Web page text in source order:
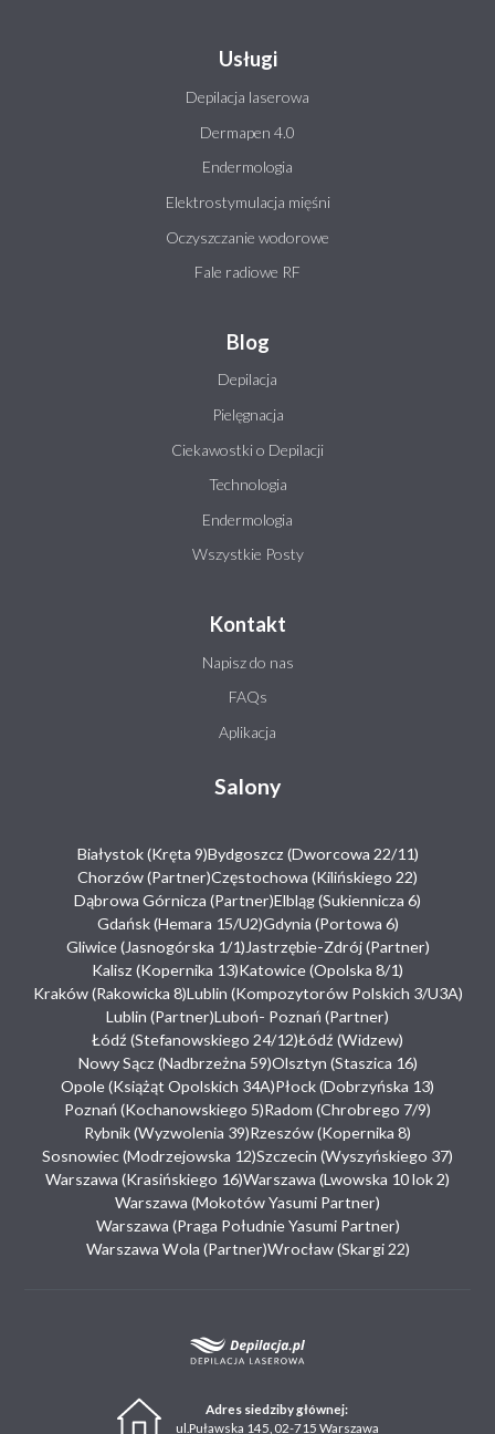
Usługi
Depilacja laserowa
Dermapen 4.0
Endermologia
Elektrostymulacja mięśni
Oczyszczanie wodorowe
Fale radiowe RF
Blog
Depilacja
Pielęgnacja
Ciekawostki o Depilacji
Technologia
Endermologia
Wszystkie Posty
Kontakt
Napisz do nas
FAQs
Aplikacja
Salony
Białystok (Kręta 9)Bydgoszcz (Dworcowa 22/11)
Chorzów (Partner)Częstochowa (Kilińskiego 22)
Dąbrowa Górnicza (Partner)Elbląg (Sukiennicza 6)
Gdańsk (Hemara 15/U2)Gdynia (Portowa 6)
Gliwice (Jasnogórska 1/1) Jastrzębie-Zdrój (Partner)
Kalisz (Kopernika 13)Katowice (Opolska 8/1)
Kraków (Rakowicka 8)Lublin (Kompozytorów Polskich 3/U3A)
Lublin (Partner)Luboń- Poznań (Partner)
Łódź (Stefanowskiego 24/12)Łódź (Widzew)
Nowy Sącz (Nadbrzeżna 59)Olsztyn (Staszica 16)
Opole (Książąt Opolskich 34A)Płock (Dobrzyńska 13)
Poznań (Kochanowskiego 5)Radom (Chrobrego 7/9)
Rybnik (Wyzwolenia 39)Rzeszów (Kopernika 8)
Sosnowiec (Modrzejowska 12)Szczecin (Wyszyńskiego 37)
Warszawa (Krasińskiego 16)Warszawa (Lwowska 10 lok 2)
Warszawa (Mokotów Yasumi Partner)
Warszawa (Praga Południe Yasumi Partner)
Warszawa Wola (Partner)Wrocław (Skargi 22)
Adres siedziby głównej:
ul.Puławska 145, 02-715 Warszawa